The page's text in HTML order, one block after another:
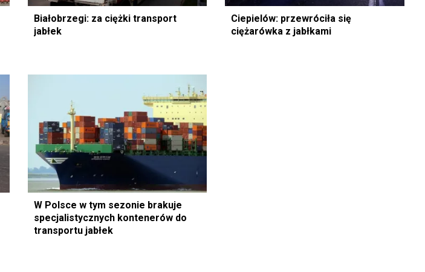
Białobrzegi: za ciężki transport
jabłek
Ciepielów: przewróciła się
ciężarówka z jabłkami
W Polsce w tym sezonie brakuje
specjalistycznych kontenerów do
transportu jabłek